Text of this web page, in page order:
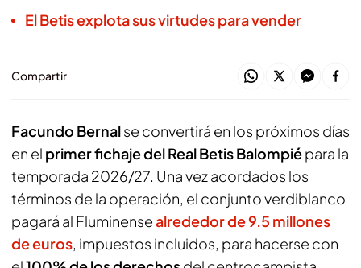
El Betis explota sus virtudes para vender
Compartir
Facundo Bernalse convertirá en los próximos días
en el primer fichaje del Real Betis Balompiépara la
temporada 2026/27. Una vez acordados los
términos de la operación, el conjunto verdiblanco
pagará al Fluminensealrededor de 9.5 millones
de euros, impuestos incluidos, para hacerse con